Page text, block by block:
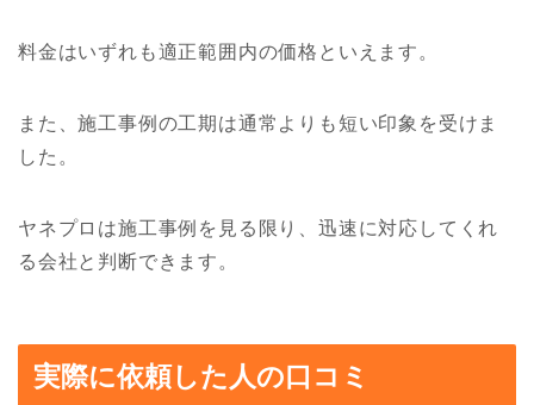
料金はいずれも適正範囲内の価格といえます。
また、施工事例の工期は通常よりも短い印象を受けま
した。
ヤネプロは施工事例を見る限り、迅速に対応してくれ
る会社と判断できます。
実際に依頼した人の口コミ